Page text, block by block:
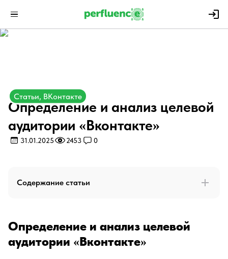
Статьи, ВКонтакте
Определение и анализ целевой
аудитории «Вконтакте»
31.01.2025 2453 0
Содержание статьи
Определение и анализ целевой
аудитории «Вконтакте»